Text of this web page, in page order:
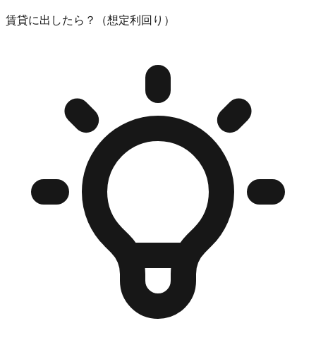
賃貸に出したら？（想定利回り）